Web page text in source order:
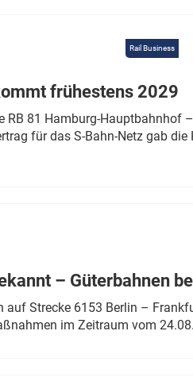
Rail Business
frühestens 2029
81 Hamburg-Hauptbahnhof
für das S-Bahn-Netz gab
– Güterbahnen
Strecke 6153 Berlin –
im Zeitraum vom